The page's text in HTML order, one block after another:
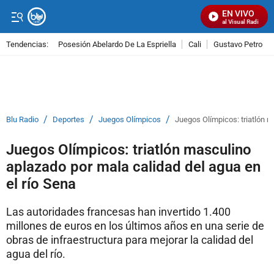
EN VIVO
Señal Visual Radio
Tendencias: Posesión Abelardo De La Espriella Cali Gustavo Petro
Blu Radio / Deportes / Juegos Olímpicos / Juegos Olímpicos: triatlón
Juegos Olímpicos: triatlón masculino
aplazado por mala calidad del agua en
el río Sena
Las autoridades francesas han invertido 1.400
millones de euros en los últimos años en una serie de
obras de infraestructura para mejorar la calidad del
agua del río.